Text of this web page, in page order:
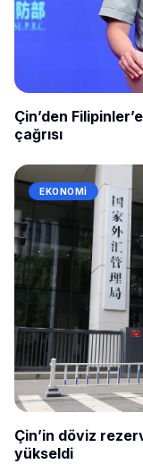
Çin’den
çağrısı
EKONOMI
Çin’in döviz
yükseldi